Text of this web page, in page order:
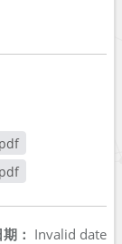
： Invalid date